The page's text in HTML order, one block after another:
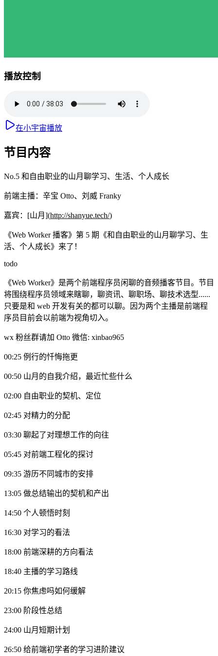
播放控制
在小宇宙播放
节目内容
No.5 和自由职业的山月聊学习、生活、个人成长
前端主播：辛宝 Otto、刘威 Franky
嘉宾：[山月](http://shanyue.tech/)
《Web Worker 播客》第 5 期《和自由职业的山月聊学习、生
活、个人成长》来了！
todo
《Web Worker》是两个前端程序员闲聊的音频播客节目。节目
将围绕程序员领域来瞎聊，聊资讯、聊职场、聊技术选型......
只要是和 web 开发有关的都可以聊。因为两个主播是前端程
序员目前会以前端为视角切入。
wx 粉丝群请加 Otto 微信: xinbao965
00:25 例行的忏悔拖更
00:50 山月的自我介绍，最近忙些什么
02:00 自由职业的契机、定位
02:45 对精力的分配
03:30 聊起了对理想工作的向往
05:45 对前端工程化的探讨
09:35 游历不同城市的安排
13:05 做总结输出的契机和产出
14:50 个人顿悟时刻
16:30 对学习的看法
18:00 前端深耕的方向看法
18:40 主播的学习路线
20:15 你焦虑吗如何缓解
23:00 阶段性总结
24:00 山月短期计划
26:50 给前端初学者的学习进阶建议